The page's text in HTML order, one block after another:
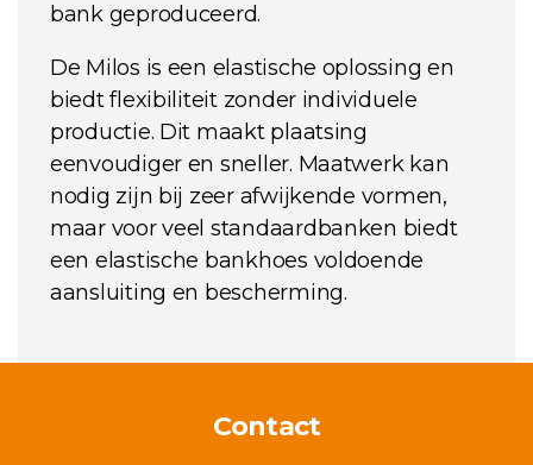
bank geproduceerd.
De Milos is een elastische oplossing en
biedt flexibiliteit zonder individuele
productie. Dit maakt plaatsing
eenvoudiger en sneller. Maatwerk kan
nodig zijn bij zeer afwijkende vormen,
maar voor veel standaardbanken biedt
een elastische bankhoes voldoende
aansluiting en bescherming.
Contact